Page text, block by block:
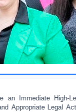
and